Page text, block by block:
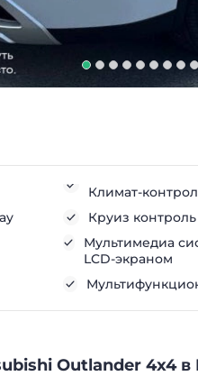
Климат-
Круиз контроль
Мультимедиа
LCD-экраном
Outlander 4х4